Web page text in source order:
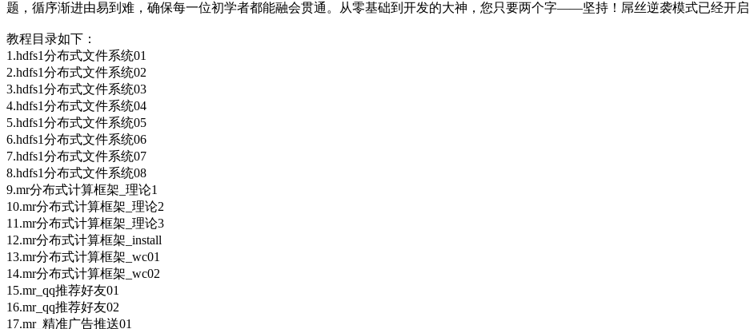
题，循序渐进由易到难，确保每一位初学者都能融会贯通。从零基础到开发的大神，您只要两个字——坚持！屌丝逆袭模式已经开启
教程目录如下：
1.hdfs1分布式文件系统01
2.hdfs1分布式文件系统02
3.hdfs1分布式文件系统03
4.hdfs1分布式文件系统04
5.hdfs1分布式文件系统05
6.hdfs1分布式文件系统06
7.hdfs1分布式文件系统07
8.hdfs1分布式文件系统08
9.mr分布式计算框架_理论1
10.mr分布式计算框架_理论2
11.mr分布式计算框架_理论3
12.mr分布式计算框架_install
13.mr分布式计算框架_wc01
14.mr分布式计算框架_wc02
15.mr_qq推荐好友01
16.mr_qq推荐好友02
17.mr_精准广告推送01